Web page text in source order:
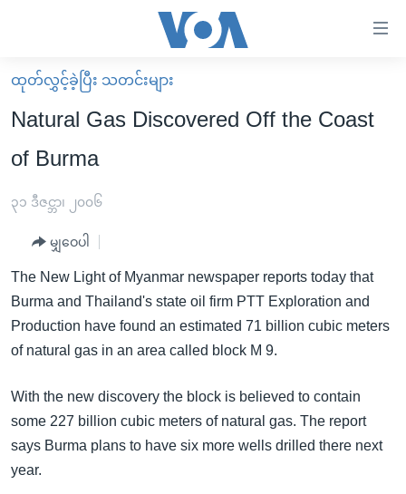
လွယ်ကူ
စေ
သည့်
များ
မူလစာမျက်နှာ
မြန်မာ
ကမ္ဘာ့သတင်းများ
နိုင်ငံတကာ
ဗွီဒီယို
ရပ်ဝန်းတခု လမ်းတခု အလွန်
အမေရိကန်သုံးအီဒီယံ
မကြေးမုံရဲ့ အင်္ဂလိပ်စာ
ရုပ်ရှင်ထဲက အင်္ဂလိပ်စာ
သုတပဒေသာ အင်္ဂလိပ်စာ
အပတ်စဉ်ကဏ္ဍများ
ရေဒီယို
တီဗွီ
ရေဒီယိုနှင့်ရုပ်သံ အချက်အလက်များ
ရေဒီယို/တီဗွီအစီအစဉ်
Learning English
ထုတ်လွှင့်ခဲ့ပြီး သတင်းများ
Natural Gas Discovered Off the Coast
of Burma
၃၁ ဒီဇင္ဘာ၊ ၂၀၀၆
မျှဝေပါ
The New Light of Myanmar newspaper reports today that
Burma and Thailand's state oil firm PTT Exploration and
Production have found an estimated 71 billion cubic meters
of natural gas in an area called block M 9.
With the new discovery the block is believed to contain
some 227 billion cubic meters of natural gas. The report
says Burma plans to have six more wells drilled there next
year.